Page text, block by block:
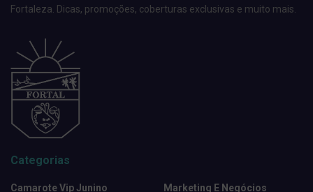
Fortaleza. Dicas, promoções, coberturas exclusivas e muito mais.
Categorias
Camarote Vip Junino
Marketing E Negócios